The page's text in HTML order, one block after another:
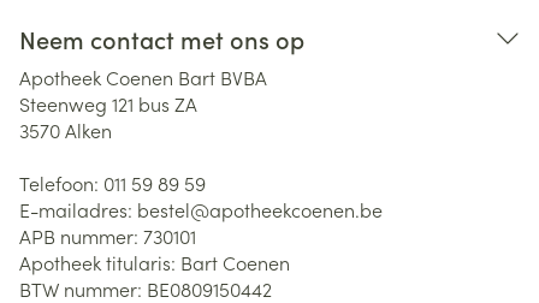
Neem contact met ons op
Apotheek Coenen Bart BVBA
Steenweg 121 bus ZA
3570Alken
Telefoon: 011 59 89 59
E-mailadres: bestel@apotheekcoenen.be
APB nummer: 730101
Apotheek titularis: Bart Coenen
BTW nummer: BE0809150442